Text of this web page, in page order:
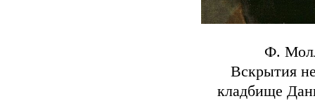
Ф.
Вскрытия
кладбище